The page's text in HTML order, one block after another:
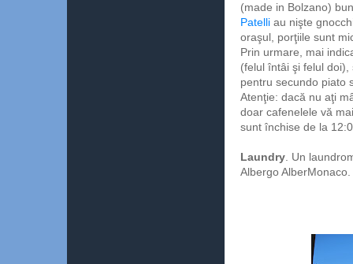
(made in Bolzano)
Patelli au nişte
oraşul, porţiile sunt
Prin urmare, mai
(felul întâi şi felul
pentru secundo piato
Atenţie: dacă nu aţi
doar cafenelele vă
sunt închise de la
Laundry . Un
Albergo